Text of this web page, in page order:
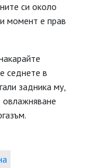
си около
момент е прав
седнете в
задника му,
овлажняване